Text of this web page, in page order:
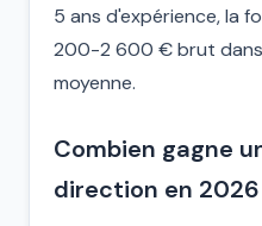
5 ans d'expérience, la
200-2 600 € brut
moyenne.
Combien gagne
direction en